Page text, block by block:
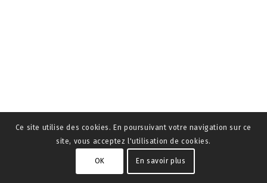
Ce site utilise des cookies. En poursuivant votre navigation sur ce
site, vous acceptez l'utilisation de cookies.
OK En savoir plus